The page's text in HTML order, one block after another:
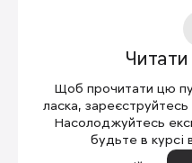
Култхарда болід
кермом побували
Хайнц-Харальд
Цей болід
Mecachrome V10 і
Щоб прочитати цю
ласка, зареєструйтесь
Насолоджуйтесь
будьте в курсі